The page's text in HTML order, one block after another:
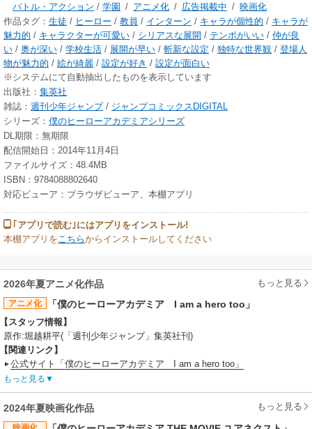
バトル・アクション / 学園 / アニメ化 / 広告掲載中 / 映画化
作品タグ： 生徒 / ヒーロー / 教員 / インターン / キャラが個性的 / キャラが
魅力的 / キャラクターが可愛い / シリアスな展開 / テンポがいい / 仲が良
い / 奥が深い / 学校生活 / 展開が早い / 斬新な設定 / 独特な世界観 / 登場人
物が魅力的 / 絵が綺麗 / 設定が好き / 設定が面白い
※システムにて自動抽出したものを表示しています
出版社： 集英社
雑誌： 週刊少年ジャンプ/ ジャンプコミックスDIGITAL
シリーズ： 僕のヒーローアカデミアシリーズ
DL期限：無期限
配信開始日：2014年11月4日
ファイルサイズ：48.4MB
ISBN：9784088802640
対応ビューア：ブラウザビューア、本棚アプリ
｢アプリで読む｣にはアプリをインストール!
本棚アプリを こちらからインストールしてください
2026年夏アニメ化作品 もっと見る
アニメ化 「僕のヒーローアカデミア I am a hero too」
スタッフ情報】
原作:堀越耕平(「週刊少年ジャンプ」集英社刊)
関連リンク】
公式サイト「僕のヒーローアカデミア I am a hero too」
もっと見る
2024年夏映画化作品 もっと見る